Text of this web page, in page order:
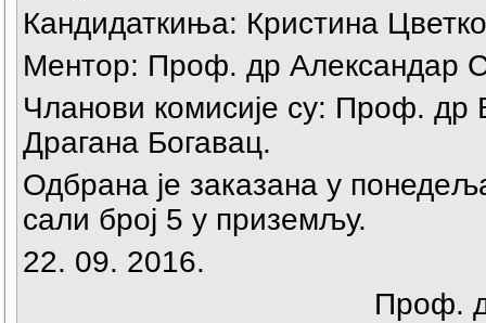
Кандидаткиња: Кристина
Ментор: Проф. др Александар
Чланови комисије су: Проф.
Драгана Богавац.
Одбрана је заказана у
сали број 5 у приземљу.
22. 09. 2016.
Проф.